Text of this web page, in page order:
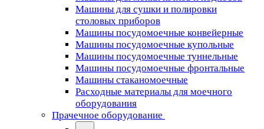
Машины для сушки и полировки
столовых приборов
Машины посудомоечные конвейерные
Машины посудомоечные купольные
Машины посудомоечные туннельные
Машины посудомоечные фронтальные
Машины стаканомоечные
Расходные материалы для моечного
оборудования
Прачечное оборудование